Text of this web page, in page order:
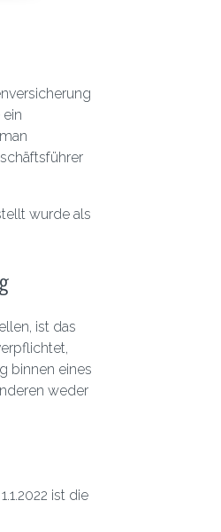
wurde als
ist das
binnen eines
weder
ist die